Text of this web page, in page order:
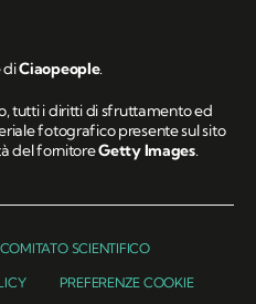
diCiaopeople.
tutti i diritti di sfruttamento ed
fotografico presente sul sito
del fornitoreGetty Images.
COMITATO SCIENTIFICO
PREFERENZE COOKIE